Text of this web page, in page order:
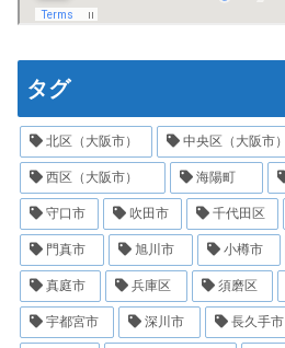
タグ
北区（大阪市） 中央区（大阪市）
西区（大阪市） 海陽町
守口市 吹田市 千代田区
門真市 旭川市 小樽市
真庭市 兵庫区 須磨区
宇都宮市 深川市 長久手市